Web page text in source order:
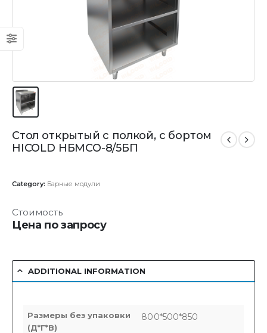
Стол открытый с полкой, с бортом
HICOLD НБМСО-8/5БП
Category: Барные модули
Стоимость
Цена по запросу
ADDITIONAL INFORMATION
Размеры без упаковки
(Д*Г*В)
800*500*850